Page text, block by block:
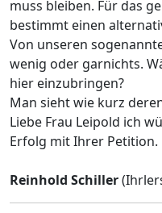
muss bleiben. Für das
bestimmt einen
Von unseren
wenig oder garnichts.
hier einzubringen?
Man sieht wie kurz
Liebe Frau Leipold ich
Erfolg mit Ihrer Petition.
Reinhold Schiller